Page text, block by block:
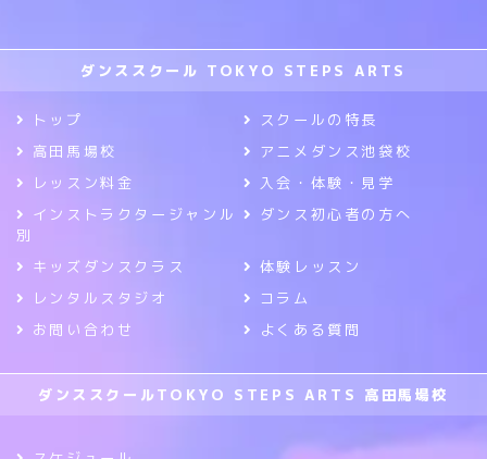
ダンススクール TOKYO STEPS ARTS
トップ
スクールの特長
高田馬場校
アニメダンス池袋校
レッスン料金
入会・体験・見学
インストラクタージャンル
別
ダンス初心者の方へ
キッズダンスクラス
体験レッスン
レンタルスタジオ
コラム
お問い合わせ
よくある質問
ダンススクールTOKYO STEPS ARTS 高田馬場校